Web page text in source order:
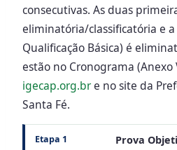
consecutivas. As duas
eliminatória/classificatória e
Qualificação Básica) é
estão no Cronograma
igecap.org.bre no site da
Santa Fé.
Etapa 1 Prova